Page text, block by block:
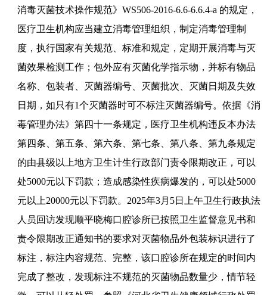
消毒灭菌技术操作规范》 WS506-2016-6.6-6.6.4-a 的规定，
医疗卫生机构应当建立消毒管理组织，制定消毒管理制
度，执行国家有关规范、标准和规定，定期开展消毒与灭
菌效果检测工作； 包外应有灭菌化学指示物，并标有物品
名称、包装者、灭菌器编号、灭菌批次、灭菌日期及失效
日期，如只有1个灭菌器时可不标注灭菌器编号。 依据《消
毒管理办法》第四十一条规定， 医疗卫生机构违反本办法
第四条、第五条、第六条、第七条、第八条、第九条规定
的由县级以上地方卫生计生行政部门责令限期改正，可以
处5000元以下罚款；造成感染性疾病爆发的，可以处5000
元以上20000元以下罚款。2025年3月5日上午卫生行政执法
人员回访发现顺平晓梅口腔诊所已按照卫生监督意见书和
责令限期改正通知书的要求对灭菌物品外包装标识进行了
标注，标注内容规范、完整，该口腔诊所在规定的时间内
完成了整改，发现标注不规范的灭菌物品数量少，情节轻